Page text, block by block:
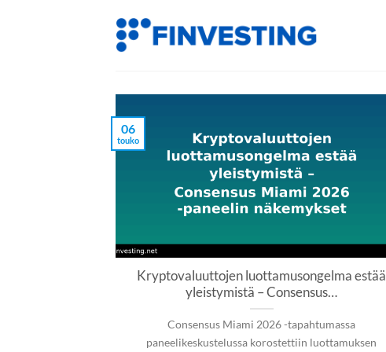
Kryptovaluuttojen luottamusongelma estää
yleistymistä – Consensus…
Consensus Miami 2026 -tapahtumassa
paneelikeskustelussa korostettiin luottamuksen
06
touko